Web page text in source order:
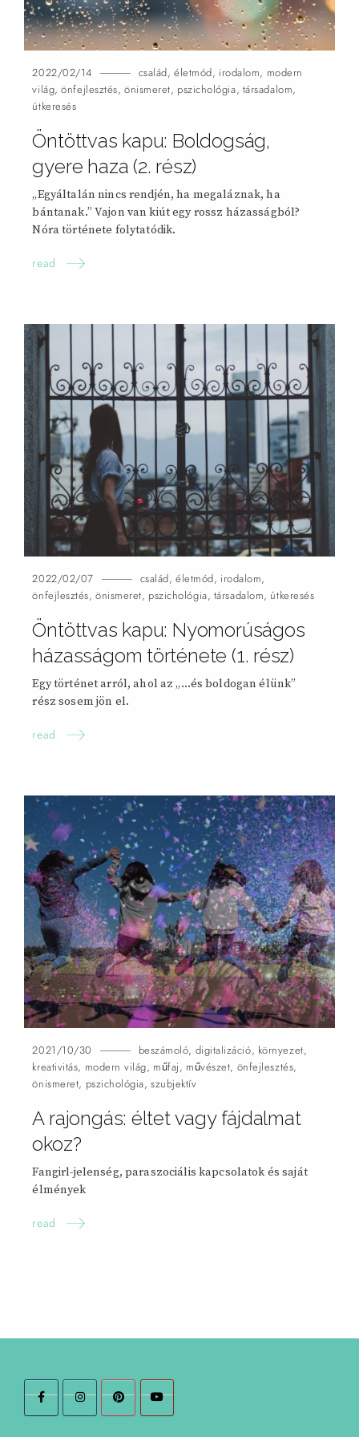
2022/02/14 család, életmód, irodalom, modern
világ,önfejlesztés,önismeret, pszichológia, társadalom,
útkeresés
Öntöttvas kapu: Boldogság,
gyere haza (2. rész)
„Egyáltalán nincs rendjén, ha megaláznak, ha
bántanak.” Vajon van kiút egy rossz házasságból?
Nóra története folytatódik.
read
2022/02/07 család, életmód, irodalom,
önfejlesztés,önismeret, pszichológia, társadalom, útkeresés
Öntöttvas kapu: Nyomorúságos
házasságom története (1. rész)
Egy történet arról, ahol az „…és boldogan élünk”
rész sosem jön el.
read
2021/10/30 beszámoló, digitalizáció, környezet,
kreativitás, modern világ, műfaj, művészet, önfejlesztés,
önismeret, pszichológia,szubjektív
A rajongás: éltet vagy fájdalmat
okoz?
Fangirl-jelenség, paraszociális kapcsolatok és saját
élmények
read